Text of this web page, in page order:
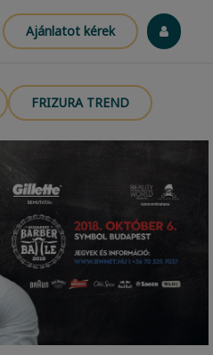
Ajánlatot kérek
FRIZURA TREND